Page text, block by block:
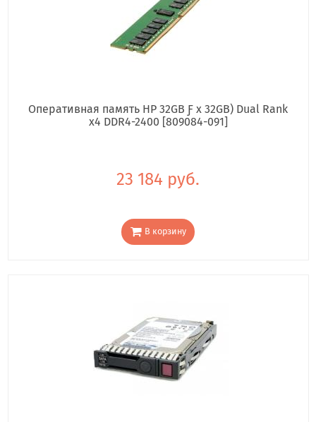
Оперативная память HP 32GB Ƒ x 32GB) Dual Rank
x4 DDR4-2400 [809084-091]
23 184 руб.
В корзину